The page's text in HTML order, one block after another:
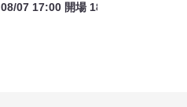
08/07 17:00 開場 18:00 開演